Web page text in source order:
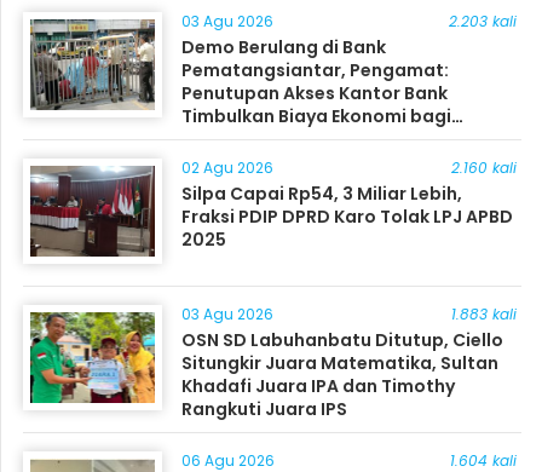
03 Agu 2026 2.203 kali
Demo Berulang di Bank
Pematangsiantar, Pengamat:
Penutupan Akses Kantor Bank
Timbulkan Biaya Ekonomi bagi
Masyarakat
02 Agu 2026 2.160 kali
Silpa Capai Rp54, 3 Miliar Lebih,
Fraksi PDIP DPRD Karo Tolak LPJ APBD
2025
03 Agu 2026 1.883 kali
OSN SD Labuhanbatu Ditutup, Ciello
Situngkir Juara Matematika, Sultan
Khadafi Juara IPA dan Timothy
Rangkuti Juara IPS
06 Agu 2026 1.604 kali